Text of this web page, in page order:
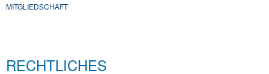
MITGLIEDSCHAFT
RECHTLICHES